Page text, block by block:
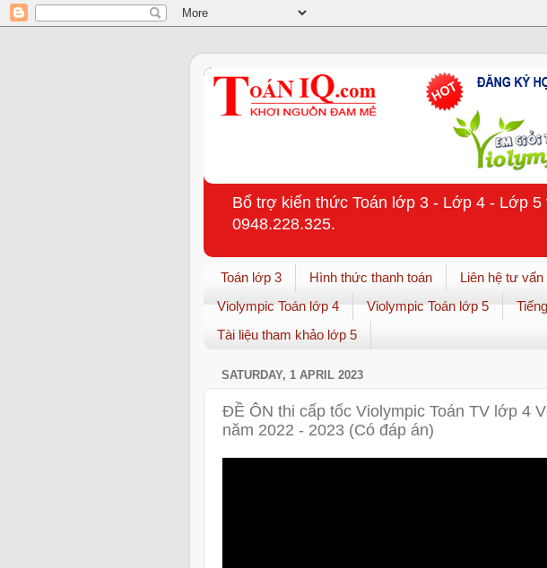
Bổ trợ kiến thức Toán lớp 3 - Lớp 4 - Lớp 5
0948.228.325.
Toán lớp 3 Hình thức thanh toán Liên hệ tư vấn
Violympic Toán lớp 4
Violympic Toán lớp 5
Tài liệu tham khảo lớp 5
SATURDAY, 1 APRIL 2023
ĐỀ ÔN thi cấp tốc Violympic Toán TV lớp 4
năm 2022 - 2023 (Có đáp án)